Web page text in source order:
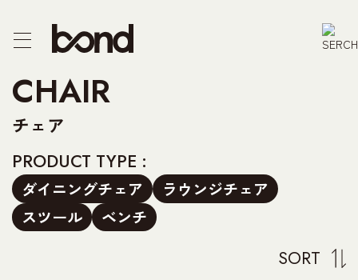
CHEST
CHAIR
チェア
PRODUCT TYPE :
ダイニングチェア
ラウンジチェア
スツール
ベンチ
SORT